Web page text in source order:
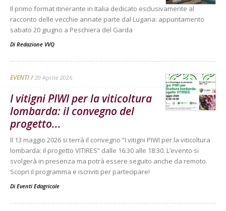
Il primo format itinerante in Italia dedicato esclusivamente al
racconto delle vecchie annate parte dal Lugana: appuntamento
sabato 20 giugno a Peschiera del Garda
Di Redazione VVQ
EVENTI 20 Aprile 2026
I vitigni PIWI per la viticoltura
lombarda: il convegno del
progetto...
Il 13 maggio 2026 si terrà il convegno “I vitigni PIWI per la viticoltura
lombarda: il progetto VITIRES” dalle 16:30 alle 18:30. L’evento si
svolgerà in presenza ma potrà essere seguito anche da remoto.
Scopri il programma e iscriviti per partecipare!
Di Eventi Edagricole